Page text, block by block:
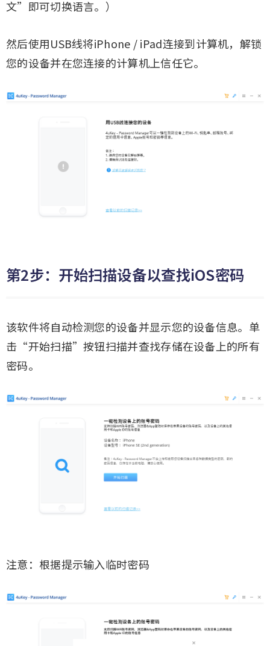
文”即可切换语言。）
然后使用USB线将iPhone / iPad连接到计算机，解锁
您的设备并在您连接的计算机上信任它。
第2步：开始扫描设备以查找iOS密码
该软件将自动检测您的设备并显示您的设备信息。单
击“开始扫描”按钮扫描并查找存储在设备上的所有
密码。
注意：根据提示输入临时密码